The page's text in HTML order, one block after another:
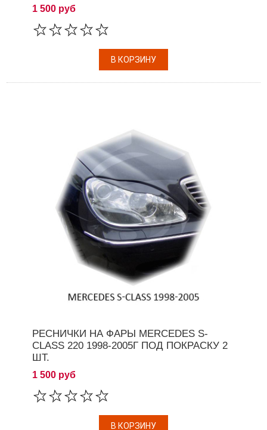
1 500 руб
РЕСНИЧКИ НА ФАРЫ MERCEDES S-
CLASS 220 1998-2005Г ПОД ПОКРАСКУ 2
ШТ.
1 500 руб